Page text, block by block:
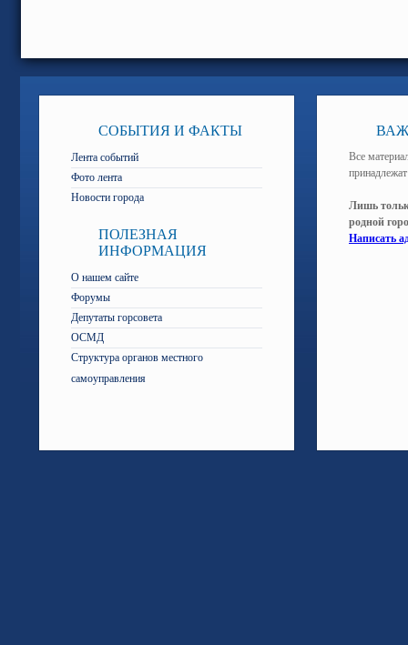
СОБЫТИЯ И ФАКТЫ
Лента событий
Фото лента
Новости города
ПОЛЕЗНАЯ
ИНФОРМАЦИЯ
О нашем сайте
Форумы
Депутаты горсовета
ОСМД
Структура органов местного
самоуправления
Все
Лишь
родной
Написать